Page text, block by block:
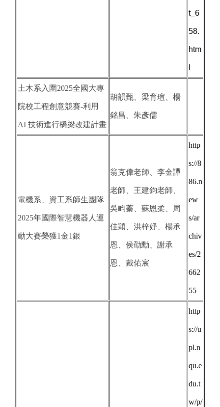
t_6
58.
htm
土木系入圍2025全國大專
院校工程創意競賽-利用
AI 技術進行橋梁改建計畫
胡韻甄、梁育瑄、楊
銘昌、朱彥儒
電機系、資工系師生團隊
2025年國際智慧機器人運
動大賽榮獲1金1銀
翁克偉老師、李金譚
老師、王建鈞老師、
吳畇蓁、蘇恩柔、周
佳穎、洪梓妤、楊承
恩、侯劭勳、謝承
恩、戴佑宸
http
s://8
86.n
ew
s/ar
chiv
es/2
662
55
http
s://u
pl.n
qu.e
du.t
w/p/